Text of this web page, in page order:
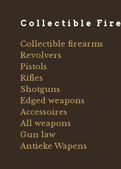
Collectible
Collectible firearms
Revolvers
Pistols
Rifles
Shotguns
Edged weapons
Accessoires
All weapons
Gun law
Antieke Wapens